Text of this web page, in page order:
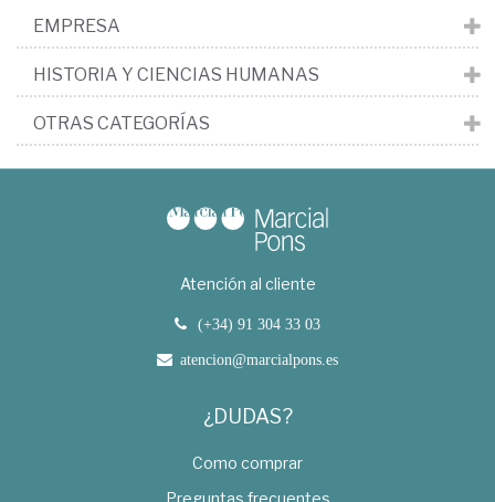
EMPRESA
HISTORIA Y CIENCIAS HUMANAS
OTRAS CATEGORÍAS
Atención al cliente
(+34) 91 304 33 03
atencion@marcialpons.es
¿DUDAS?
Como comprar
Preguntas frecuentes